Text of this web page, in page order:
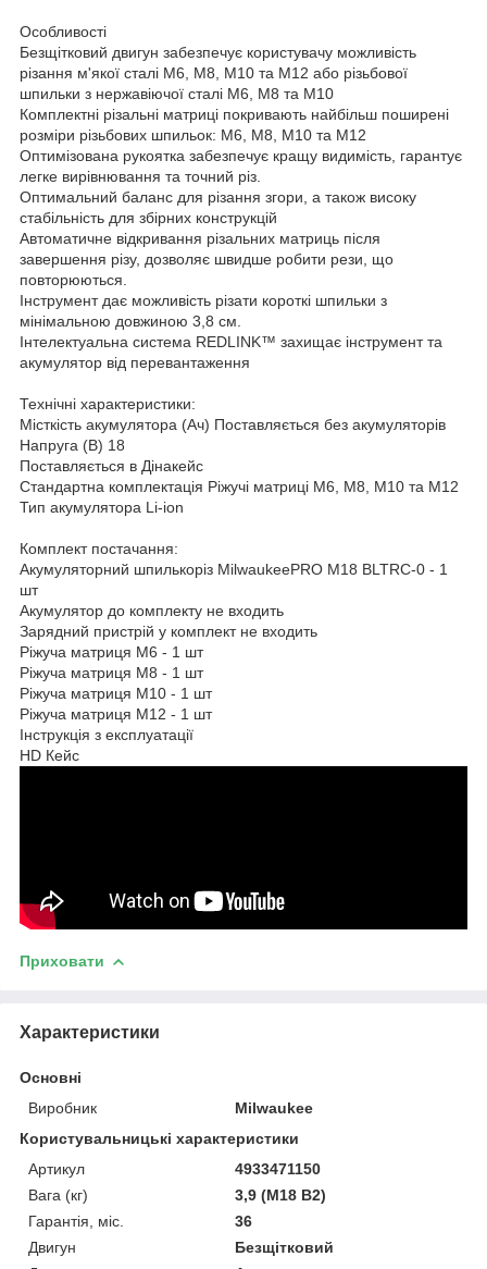
Особливості
Безщітковий двигун забезпечує користувачу можливість
різання м'якої сталі M6, M8, M10 та M12 або різьбової
шпильки з нержавіючої сталі M6, M8 та M10
Комплектні різальні матриці покривають найбільш поширені
розміри різьбових шпильок: M6, M8, M10 та M12
Оптимізована рукоятка забезпечує кращу видимість, гарантує
легке вирівнювання та точний різ.
Оптимальний баланс для різання згори, а також високу
стабільність для збірних конструкцій
Автоматичне відкривання різальних матриць після
завершення різу, дозволяє швидше робити рези, що
повторюються.
Інструмент дає можливість різати короткі шпильки з
мінімальною довжиною 3,8 см.
Інтелектуальна система REDLINK™ захищає інструмент та
акумулятор від перевантаження
Технічні характеристики:
Місткість акумулятора (Ач) Поставляється без акумуляторів
Напруга (В) 18
Поставляється в Дінакейс
Стандартна комплектація Ріжучі матриці M6, M8, M10 та M12
Тип акумулятора Li-ion
Комплект постачання:
Акумуляторний шпилькоріз MilwaukeePRO M18 BLTRC-0 - 1
шт
Акумулятор до комплекту не входить
Зарядний пристрій у комплект не входить
Ріжуча матриця M6 - 1 шт
Ріжуча матриця M8 - 1 шт
Ріжуча матриця M10 - 1 шт
Ріжуча матриця M12 - 1 шт
Інструкція з експлуатації
HD Кейс
Приховати
Характеристики
Основні
Виробник
Milwaukee
Користувальницькі характеристики
Артикул
4933471150
Вага (кг)
3,9 (M18 B2)
Гарантія, міс.
36
Двигун
Безщітковий